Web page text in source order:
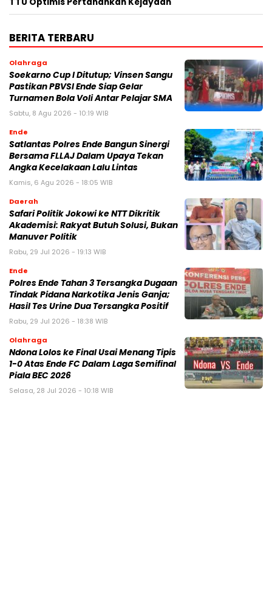
TTU Optimis Pertahankan Kejayaan
BERITA TERBARU
Olahraga
Soekarno Cup I Ditutup; Vinsen Sangu
Pastikan PBVSI Ende Siap Gelar
Turnamen Bola Voli Antar Pelajar SMA
Sabtu, 8 Agu 2026 - 10:19 WIB
Ende
Satlantas Polres Ende Bangun Sinergi
Bersama FLLAJ Dalam Upaya Tekan
Angka Kecelakaan Lalu Lintas
Kamis, 6 Agu 2026 - 18:05 WIB
Daerah
Safari Politik Jokowi ke NTT Dikritik
Akademisi: Rakyat Butuh Solusi, Bukan
Manuver Politik
Rabu, 29 Jul 2026 - 19:13 WIB
Ende
Polres Ende Tahan 3 Tersangka Dugaan
Tindak Pidana Narkotika Jenis Ganja;
Hasil Tes Urine Dua Tersangka Positif
Rabu, 29 Jul 2026 - 18:38 WIB
Olahraga
Ndona Lolos ke Final Usai Menang Tipis
1-0 Atas Ende FC Dalam Laga Semifinal
Piala BEC 2026
Selasa, 28 Jul 2026 - 10:18 WIB